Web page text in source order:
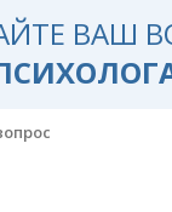
ВАШ